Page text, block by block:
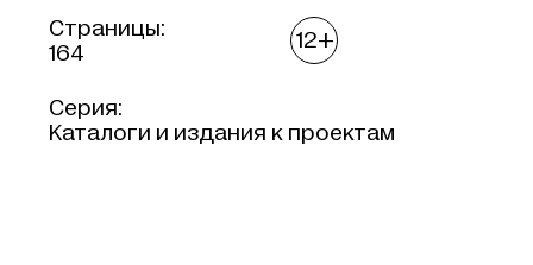
Страницы:
164
12+
Серия:
Каталоги и издания к проектам